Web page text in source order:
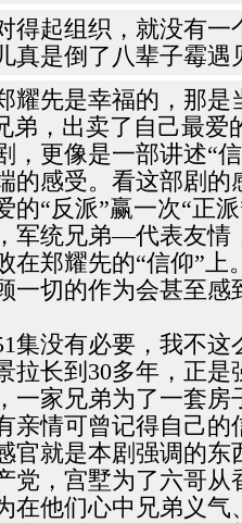
得起组织，就没有
是倒了八辈子霉遇
耀先是幸福的，那
弟，出卖了自己最爱
更像是一部讲述“
的感受。看这部剧
“反派”赢一次“正
统兄弟—代表友情
在郑耀先的“信仰”
一切的作为会甚至
集没有必要，我不
长到30多年，正是
一家兄弟为了一套
亲情可曾记得自己
就是本剧强调的东
党，宫墅为了六哥
在他们心中兄弟义